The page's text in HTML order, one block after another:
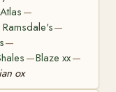
Atlas —
—
—
—Blaze xx—
ox